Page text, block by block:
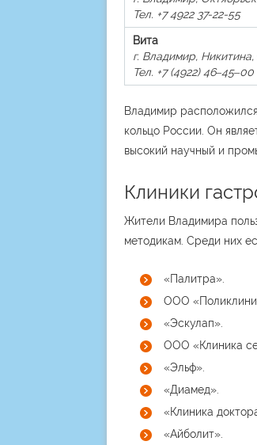
Тел. +7 4922 37-22-55
Вита
г. Владимир, Никитина,
Тел. +7 (4922) 46‒45‒00
Владимир
кольцо России. Он
высокий научный и
Клиники
Жители Владимира
методикам. Среди них
«Палитра».
ООО
«Эскулап».
ООО «Клиника
«Эльф».
«Диамед».
«Клиника
«Айболит».